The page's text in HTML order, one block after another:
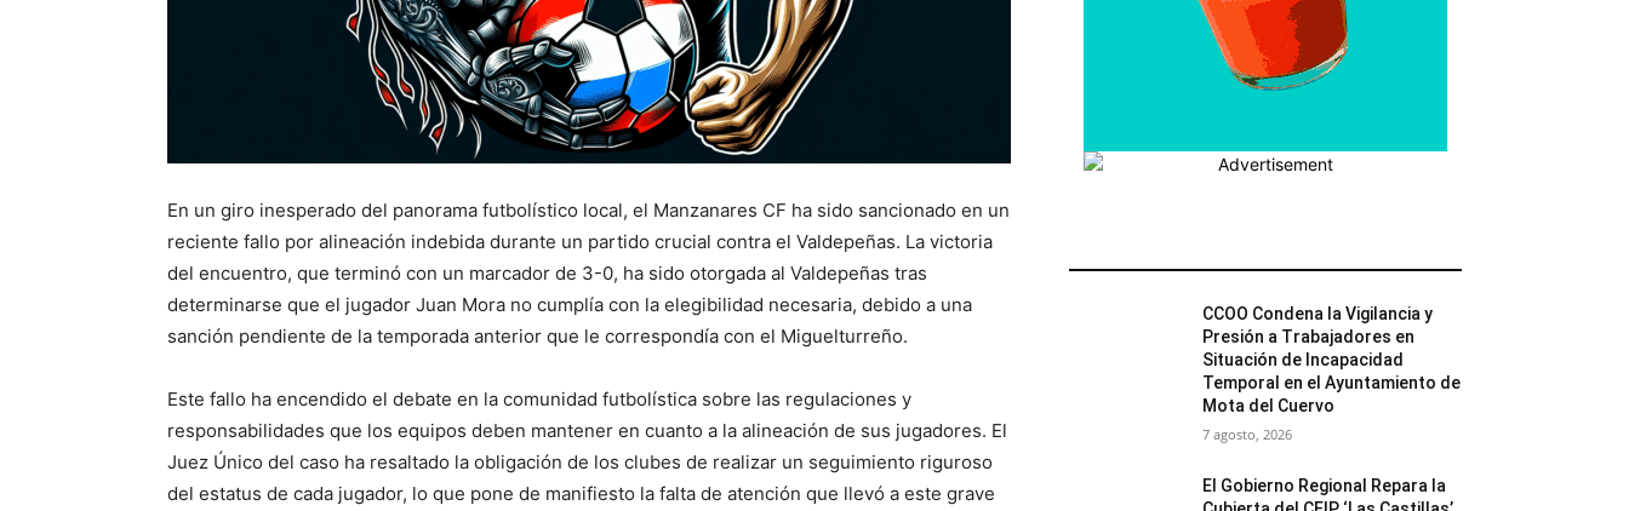
En un giro inesperado del panorama futbolístico local, el Manzanares CF ha sido sancionado en un
reciente fallo por alineación indebida durante un partido crucial contra el Valdepeñas. La victoria
del encuentro, que terminó con un marcador de 3-0, ha sido otorgada al Valdepeñas tras
determinarse que el jugador Juan Mora no cumplía con la elegibilidad necesaria, debido a una
sanción pendiente de la temporada anterior que le correspondía con el Miguelturreño.
Este fallo ha encendido el debate en la comunidad futbolística sobre las regulaciones y
responsabilidades que los equipos deben mantener en cuanto a la alineación de sus jugadores. El
Juez Único del caso ha resaltado la obligación de los clubes de realizar un seguimiento riguroso
del estatus de cada jugador, lo que pone de manifiesto la falta de atención que llevó a este grave
CCOO Condena la Vigilancia y
Presión a Trabajadores en
Situación de Incapacidad
Temporal en el Ayuntamiento de
Mota del Cuervo
7 agosto, 2026
El Gobierno Regional Repara la